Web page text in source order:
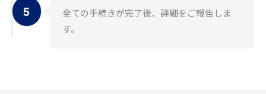
全ての手続きが完了後、詳細をご報告しま
す。